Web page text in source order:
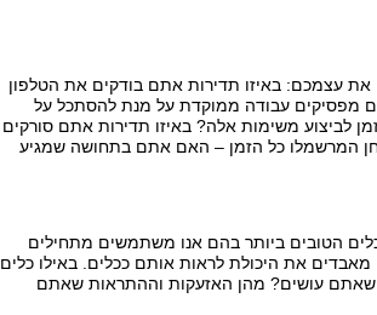
את עצמכם: באיזו תדירות אתם בודקים את הטלפון
מפסיקים עבודה ממוקדת על מנת להסתכל על
לביצוע משימות אלה? באיזו תדירות אתם סורקים
המרשמלו כל הזמן – האם אתם בתחושה שמגיע
הטובים ביותר בהם אנו משתמשים מתחילים
מאבדים את היכולת לראות אותם ככלים. באילו כלים
עושים? מהן האזעקות וההתראות שאתם